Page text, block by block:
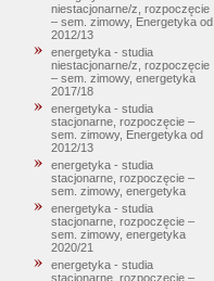
niestacjonarne/z, rozpoczęcie
– sem. zimowy, Energetyka od
2012/13
energetyka - studia
niestacjonarne/z, rozpoczęcie
– sem. zimowy, energetyka
2017/18
energetyka - studia
stacjonarne, rozpoczęcie –
sem. zimowy, Energetyka od
2012/13
energetyka - studia
stacjonarne, rozpoczęcie –
sem. zimowy, energetyka
energetyka - studia
stacjonarne, rozpoczęcie –
sem. zimowy, energetyka
2020/21
energetyka - studia
stacjonarne, rozpoczęcie –